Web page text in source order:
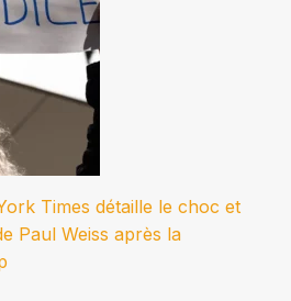
Times détaille le choc et
Paul Weiss après la